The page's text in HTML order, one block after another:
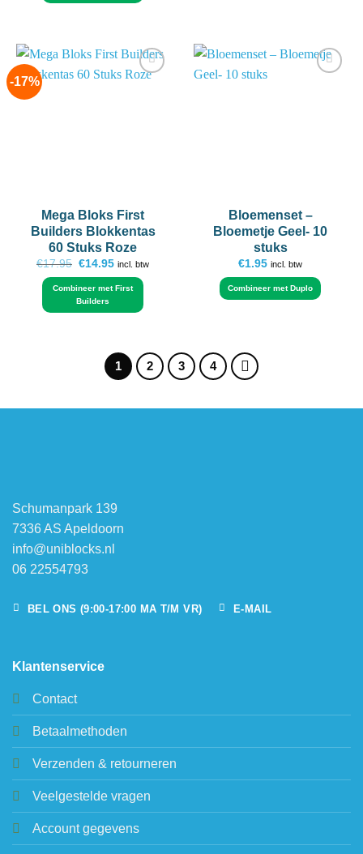
-17%
Mega Bloks First
Builders Blokkentas
60 Stuks Roze
€17.95 Oorspronkelijke
€17.95.
€14.95Huidige
is:
€14.95.
incl. btw
Combineer met First
Builders
Bloemenset –
Bloemetje Geel- 10
stuks
€1.95 incl. btw
Combineer met Duplo
1 2 3 4
Schumanpark 139
7336 AS Apeldoorn
info@uniblocks.nl
06 22554793
BEL ONS (9:00-17:00 MA T/M VR) E-MAIL
Klantenservice
Contact
Betaalmethoden
Verzenden & retourneren
Veelgestelde vragen
Account gegevens